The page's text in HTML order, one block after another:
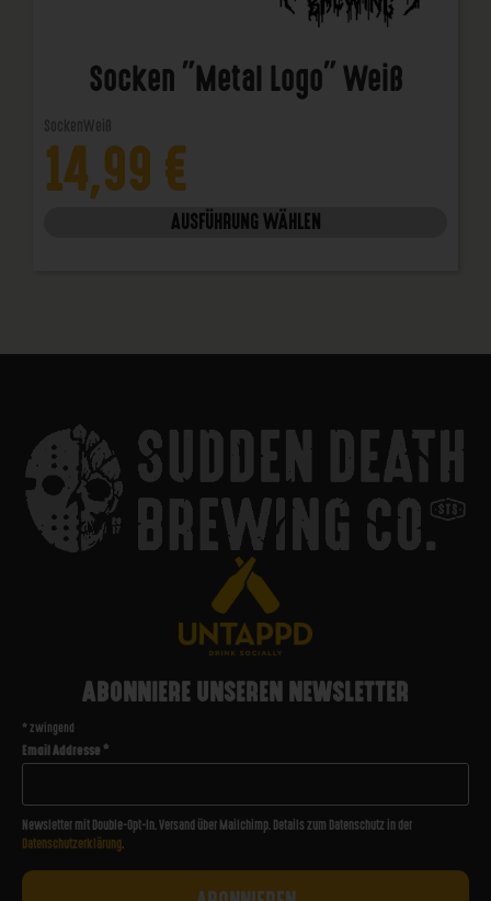
Socken "Metal Logo" Weiß
14,99 €
AUSFÜHRUNG WÄHLEN
ABONNIERE UNSEREN NEWSLETTER
* zwingend
Email Addresse*
Newsletter mit Double-Opt-In. Versand über Mailchimp. Details zum Datenschutz in der
Datenschutzerklärung.